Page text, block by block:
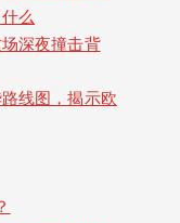
么
深夜撞击背
线图，揭示欧